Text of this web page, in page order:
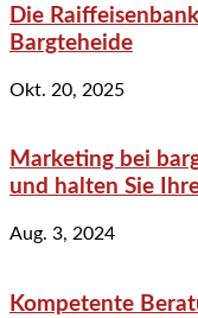
Die
Bargteheide
Okt. 20, 2025
Marketing bei
und halten Sie
Aug. 3, 2024
Kompetente